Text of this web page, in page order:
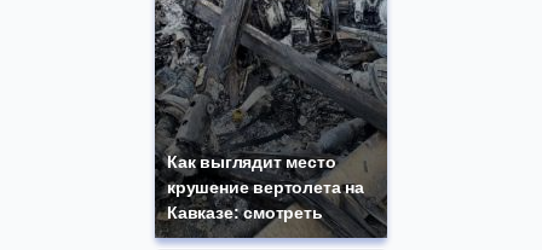
Как выглядит место
крушение вертолета на
Кавказе: смотреть